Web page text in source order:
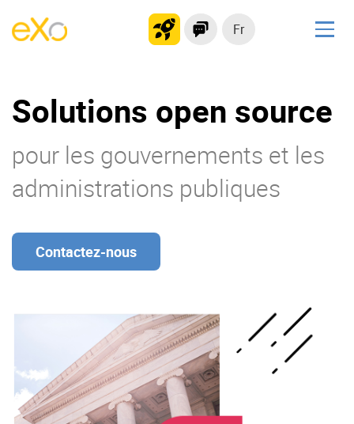
Fr
Plateforme collaborative
Réseau social
Hub de connaissances
Portail d’applications
Produit
La Plateforme
IA maitrisée
Offre Enterprise
eXo Hubs
A propos d’eXo
Centre de ressources
Solutions open source
pour les gouvernements et les
administrations publiques
Contactez-nous